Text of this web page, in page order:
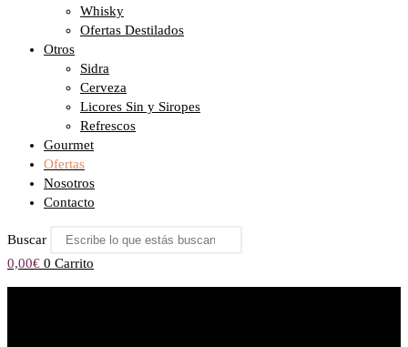
Whisky
Ofertas Destilados
Otros
Sidra
Cerveza
Licores Sin y Siropes
Refrescos
Gourmet
Ofertas
Nosotros
Contacto
Buscar
0,00€ 0 Carrito